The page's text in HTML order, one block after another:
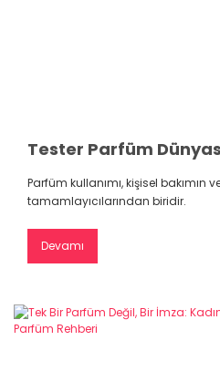
Parfüm kullanımı, kişisel bakımın
tamamlayıcılarından biridir.
Devamı